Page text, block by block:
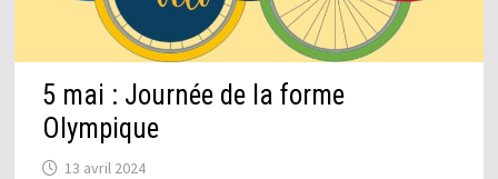
5 mai : Journée de la forme
Olympique
13 avril 2024